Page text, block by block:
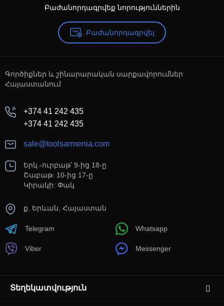
Բաժանորդագրվեք նորություններին
Բաժանորդագրվել
Գործիքներ և շինարարական սարքավորումներ
Հայաստանում
+374 41 242 435
+374 41 242 435
sale@toolsarmenia.com
Երկ.-ուրբաթ՝ 9-ից 18-ը
Շաբաթ: 10-ից 17-ը
Կիրակի: Փակ
ք. Երևան, Հայաստան
Telegram
Viber
Whatsapp
Messenger
Տեղեկատվություն